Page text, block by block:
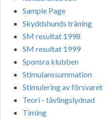
Sample Page
Skyddshunds träning
SM resultat 1998
SM resultat 1999
Sponsra klubben
Stimulanssummation
Stimulering av försvaret
Teori - tävlingslydnad
Timing